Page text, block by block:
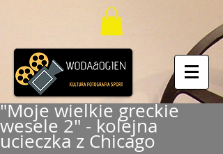
"Moje wielkie greckie
wesele 2" - kolejna
ucieczka z Chicago